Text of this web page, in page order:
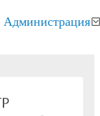
Администрация